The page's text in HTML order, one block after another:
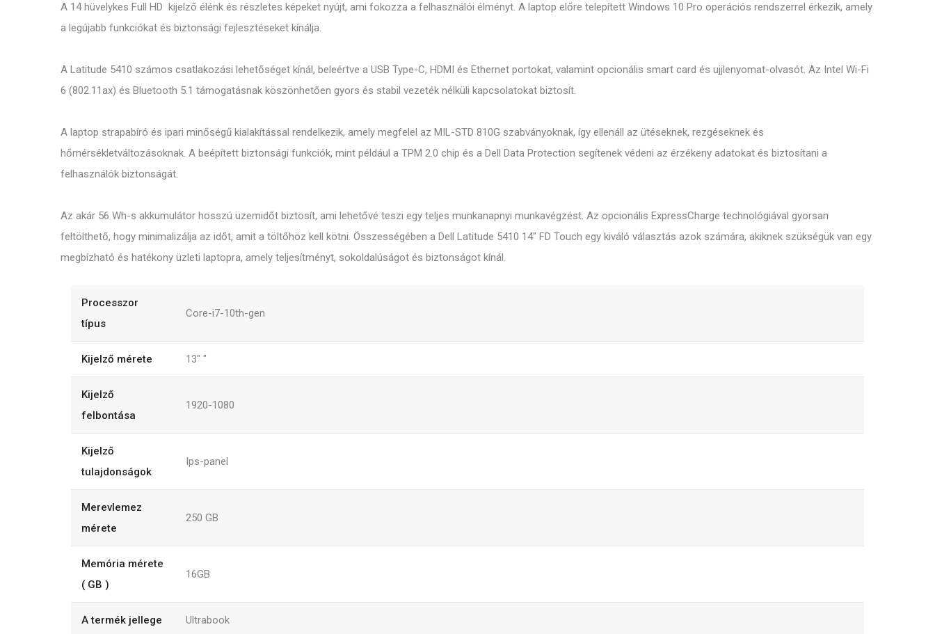
A 14 hüvelykes Full HD kijelző élénk és részletes képeket nyújt, ami fokozza a felhasználói élményt. A laptop előre telepített Windows 10 Pro operációs rendszerrel érkezik, amely
a legújabb funkciókat és biztonsági fejlesztéseket kínálja.
A Latitude 5410 számos csatlakozási lehetőséget kínál, beleértve a USB Type-C, HDMI és Ethernet portokat, valamint opcionális smart card és ujjlenyomat-olvasót. Az Intel Wi-Fi
6 (802.11ax) és Bluetooth 5.1 támogatásnak köszönhetően gyors és stabil vezeték nélküli kapcsolatokat biztosít.
A laptop strapabíró és ipari minőségű kialakítással rendelkezik, amely megfelel az MIL-STD 810G szabványoknak, így ellenáll az ütéseknek, rezgéseknek és
hőmérsékletváltozásoknak. A beépített biztonsági funkciók, mint például a TPM 2.0 chip és a Dell Data Protection segítenek védeni az érzékeny adatokat és biztosítani a
felhasználók biztonságát.
Az akár 56 Wh-s akkumulátor hosszú üzemidőt biztosít, ami lehetővé teszi egy teljes munkanapnyi munkavégzést. Az opcionális ExpressCharge technológiával gyorsan
feltölthető, hogy minimalizálja az időt, amit a töltőhöz kell kötni. Összességében a Dell Latitude 5410 14" FD Touch egy kiváló választás azok számára, akiknek szükségük van egy
megbízható és hatékony üzleti laptopra, amely teljesítményt, sokoldalúságot és biztonságot kínál.
Processzor
típus
Core-i7-10th-gen
Kijelző mérete 13" "
Kijelző
felbontása
1920-1080
Kijelző
tulajdonságok
Ips-panel
Merevlemez
mérete
250 GB
Memória mérete
( GB )
16GB
A termék jellege Ultrabook